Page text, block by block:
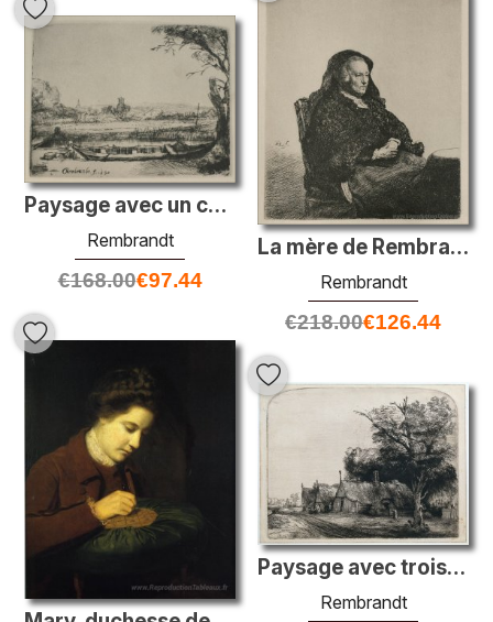
La mère de Rembrandt, assise, regardant vers la droite
Rembrandt
€218.00€126.44
Paysage avec un canal et un grand bateau
Rembrandt
€168.00€97.44
Paysage avec trois huttes
Rembrandt